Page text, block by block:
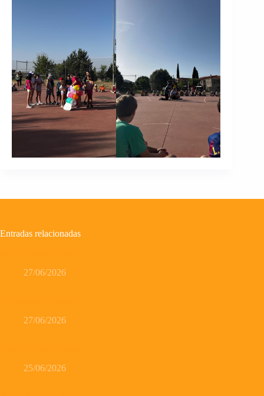
Entradas relacionadas
27/06/2026
27/06/2026
25/06/2026